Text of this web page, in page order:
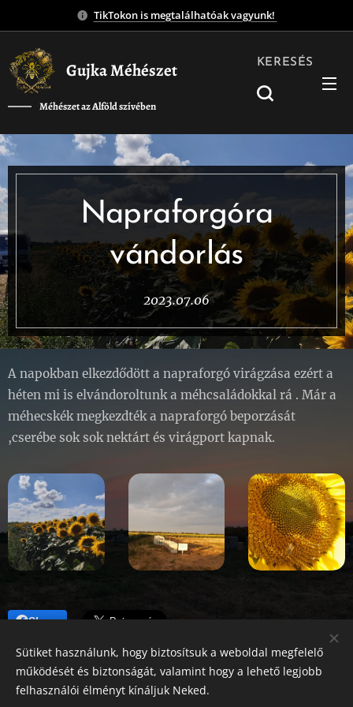
TikTokon is megtalálhatóak vagyunk!
Gujka Méhészet
Méhészet az Alföld szívében
KERESÉS
Napraforgóra
vándorlás
2023.07.06
A napokban elkezdődött a napraforgó virágzása ezért a
héten mi is elvándoroltunk a méhcsaládokkal rá . Már a
méhecskék megkezdték a napraforgó beporzását
,cserébe sok sok nektárt és virágport kapnak.
Share
Sütiket használunk, hogy biztosítsuk a weboldal megfelelő
működését és biztonságát, valamint hogy a lehető legjobb
felhasználói élményt kínáljuk Neked.